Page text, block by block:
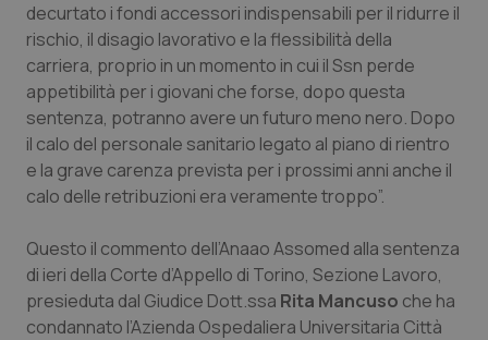
Campania
Emilia-Romagna
Friuli Venezia Giulia
Lazio
Liguria
Lombardia
Car-T
Colesterolo & coronaropatie
Dermatite Atopica
Diabete & glucometri
Disturbi dell’umore
Dolore
decurtato i fondi accessori indispensabili per il ridurre il
rischio, il disagio lavorativo e la flessibilità della
carriera, proprio in un momento in cui il Ssn perde
appetibilità per i giovani che forse, dopo questa
sentenza, potranno avere un futuro meno nero. Dopo
il calo del personale sanitario legato al piano di rientro
e la grave carenza prevista per i prossimi anni anche il
calo delle retribuzioni era veramente troppo”.
Questo il commento dell’Anaao Assomed alla sentenza
di ieri della Corte d’Appello di Torino, Sezione Lavoro,
presieduta dal Giudice Dott.ssa Rita Mancuso che ha
condannato l’Azienda Ospedaliera Universitaria Città